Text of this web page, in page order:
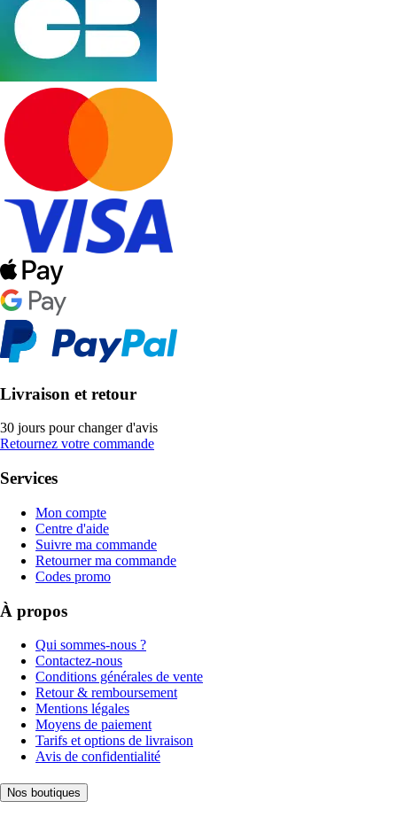
Livraison et retour
30 jours pour changer d'avis
Retournez votre commande
Services
Mon compte
Centre d'aide
Suivre ma commande
Retourner ma commande
Codes promo
À propos
Qui sommes-nous ?
Contactez-nous
Conditions générales de vente
Retour & remboursement
Mentions légales
Moyens de paiement
Tarifs et options de livraison
Avis de confidentialité
Nos boutiques